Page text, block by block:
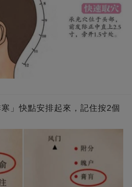
」快點安排起來，記住按2個